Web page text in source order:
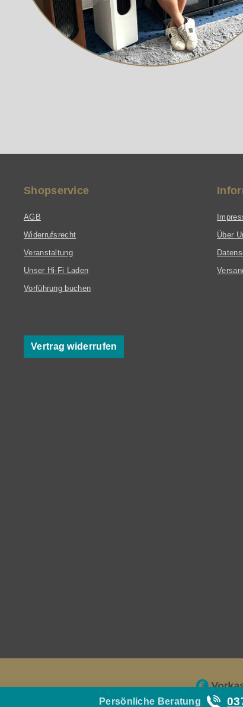
Shopservice
AGB
Widerrufsrecht
Veranstaltung
Unser Hi-Fi Laden
Vorführung buchen
Vertrag widerrufen
Über
Persönliche Beratung